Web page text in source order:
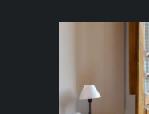
Política de
Privacidad